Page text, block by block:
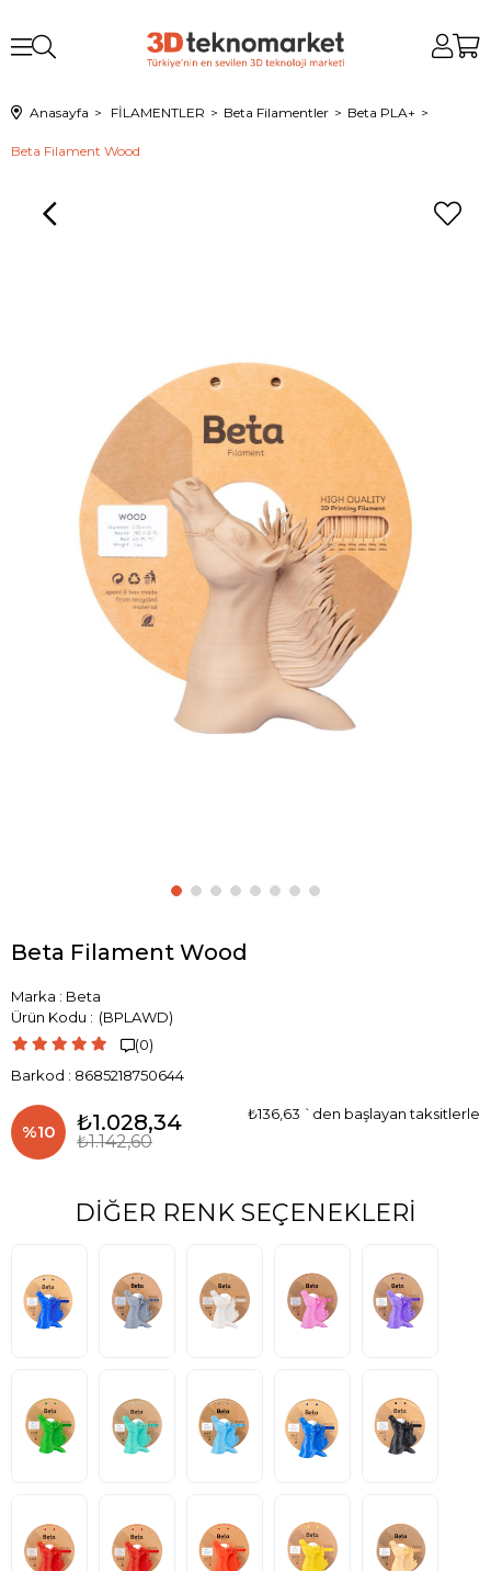
Anasayfa FİLAMENTLER Beta Filamentler Beta PLA+
Beta Filament Wood
Beta Filament Wood
Marka : Beta
(BPLAWD)
(0)
Barkod : 8685218750644
₺1.142,60
₺1.028,34
%10
₺136,63 `den başlayan taksitlerle
DIĞER RENK SEÇENEKLERI